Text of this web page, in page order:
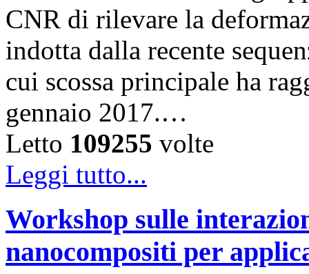
CNR di rilevare la
indotta dalla recente
cui scossa principale ha
gennaio 2017.…
Letto 109255 volte
Leggi tutto...
Workshop sulle
nanocompositi per